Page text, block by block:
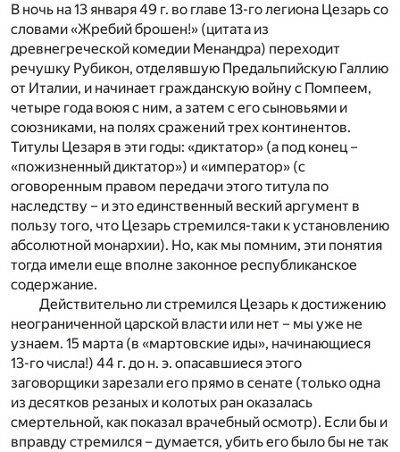
В ночь на 13 января 49 г. во главе 13-го легиона Цезарь со
словами «Жребий брошен!» (цитата из
древнегреческой комедии Менандра) переходит
речушку Рубикон, отделявшую Предальпийскую Галлию
от Италии, и начинает гражданскую войну с Помпеем,
четыре года воюя с ним, а затем с его сыновьями и
союзниками, на полях сражений трех континентов.
Титулы Цезаря в эти годы: «диктатор» (а под конец –
«пожизненный диктатор») и «император» (с
оговоренным правом передачи этого титула по
наследству – и это единственный веский аргумент в
пользу того, что Цезарь стремился-таки к установлению
абсолютной монархии). Но, как мы помним, эти понятия
тогда имели еще вполне законное республиканское
содержание.
Действительно ли стремился Цезарь к достижению
неограниченной царской власти или нет – мы уже не
узнаем. 15 марта (в «мартовские иды», начинающиеся
13-го числа!) 44 г. до н. э. опасавшиеся этого
заговорщики зарезали его прямо в сенате (только одна
из десятков резаных и колотых ран оказалась
смертельной, как показал врачебный осмотр). Если бы и
вправду стремился – думается, убить его было бы не так